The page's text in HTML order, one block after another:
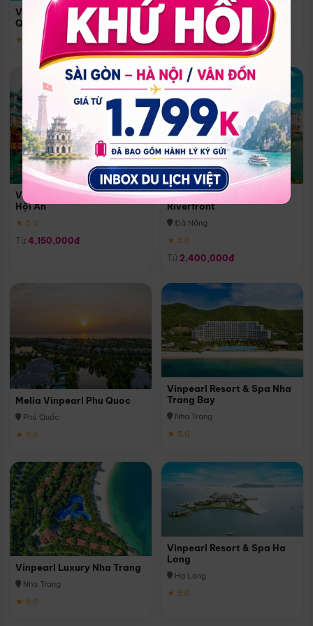
Vinpearl Resort & Spa Phu
Quoc
★ 5.0
Quoc
Phú Quốc
★ 5.0
Vinpearl Resort & Golf Nam
Hội An
★ 5.0
Từ 4,150,000đ
Melia Vinpearl Danang
Riverfront
Đà Nẵng
★ 5.0
Từ 2,400,000đ
Melia Vinpearl Phu Quoc
Phú Quốc
★ 5.0
Vinpearl Resort & Spa Nha
Trang Bay
Nha Trang
★ 5.0
Vinpearl Luxury Nha Trang
Nha Trang
★ 5.0
Vinpearl Resort & Spa Ha
Long
Hạ Long
★ 5.0